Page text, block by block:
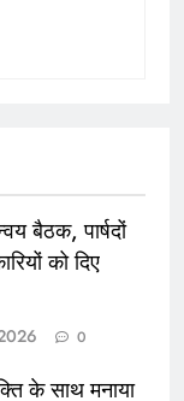
बैठक, पार्षदों
को दिए
0
के साथ मनाया